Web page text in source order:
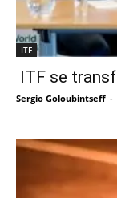
ITF
ITF se
Sergio Goloubintseff -